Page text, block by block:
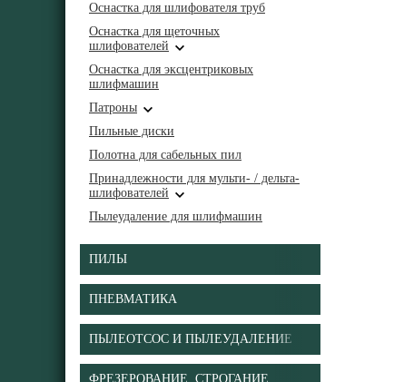
Оснастка для шлифователя труб
Оснастка для щеточных
шлифователей
Оснастка для эксцентриковых
шлифмашин
Патроны
Пильные диски
Полотна для сабельных пил
Принадлежности для мульти- / дельта-
шлифователей
Пылеудаление для шлифмашин
ПИЛЫ
ПНЕВМАТИКА
ПЫЛЕОТСОС И ПЫЛЕУДАЛЕНИЕ
ФРЕЗЕРОВАНИЕ, СТРОГАНИЕ